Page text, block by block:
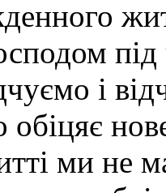
під
і
обіцяє
ми не